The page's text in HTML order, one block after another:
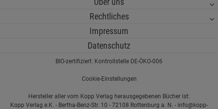
Rechtliches
Impressum
Datenschutz
BIO-zertifiziert: Kontrollstelle DE-ÖKO-006
Cookie-Einstellungen
Hersteller aller vom Kopp Verlag herausgegebenen Bücher ist:
Kopp Verlag e.K. - Bertha-Benz-Str. 10 - 72108 Rottenburg a. N. - info@kopp-